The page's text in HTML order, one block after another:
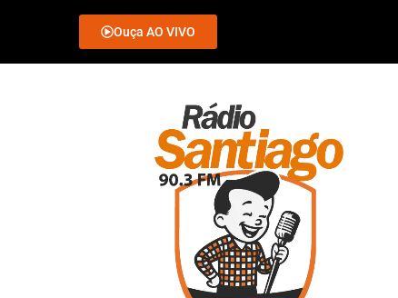
Ouça AO VIVO